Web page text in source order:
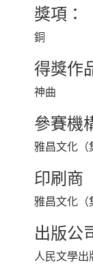
獎項：
銅
得獎作
神曲
參賽機
雅昌文化（
印刷商
雅昌文化（
出版公
人民文學出